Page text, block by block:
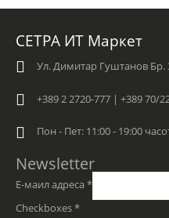
СЕТРА ИТ Маркет
Ул. Димитар Гуштанов Бр.
+389 2 2720-777 | +389 70/
Пон - Пет: 11:00 - 19:00
Newsletter
Е-маил адреса *
Checkboxes*